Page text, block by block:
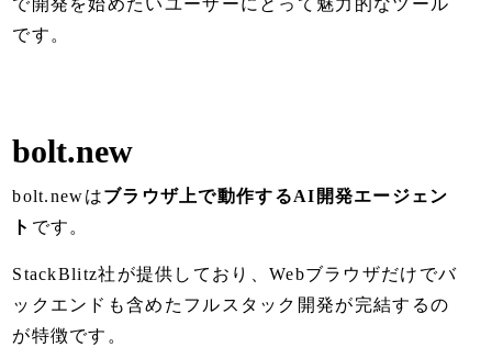
で開発を始めたいユーザーにとって魅力的なツール
です。
bolt.new
bolt.newはブラウザ上で動作するAI開発エージェン
ト です。
StackBlitz社が提供しており、Webブラウザだけでバ
ックエンドも含めたフルスタック開発が完結するの
が特徴です。